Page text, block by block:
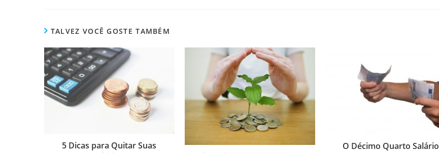
TALVEZ VOCÊ GOSTE TAMBÉM
5 Dicas para Quitar Suas
O Décimo Quarto Salário